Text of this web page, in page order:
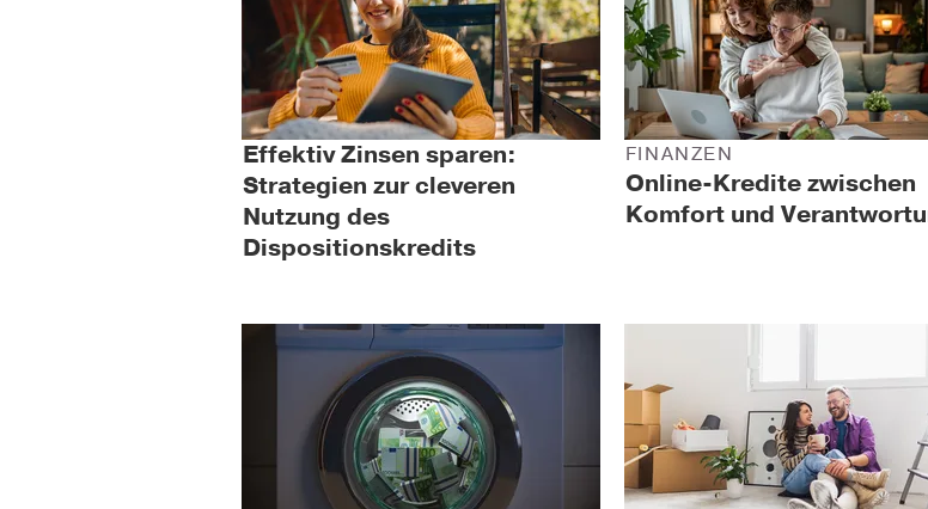
Effektiv Zinsen sparen:
Strategien zur cleveren
Nutzung des
Dispositionskredits
Online-Kredite zwischen
Komfort und
FINANZEN